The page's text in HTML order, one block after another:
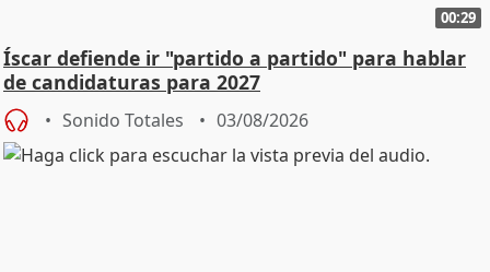
00:29
Íscar defiende ir "partido a partido" para hablar
de candidaturas para 2027
Sonido Totales 03/08/2026